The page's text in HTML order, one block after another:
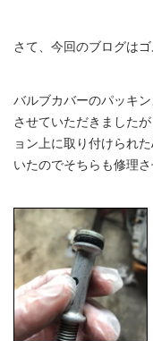
さて、今回のブログは
バルブカバーのパッキ
させていただきました
ョン上に取り付けられ
いたのでそちらも修理